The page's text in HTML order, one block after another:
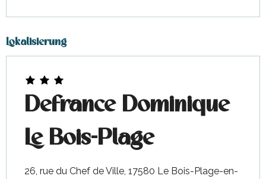
Lokalisierung
Defrance Dominique
Le Bois-Plage
26, rue du Chef de Ville, 17580 Le Bois-Plage-en-